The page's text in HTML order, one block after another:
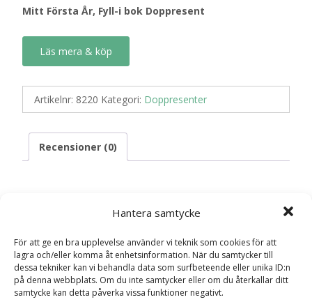
Hantera samtycke
För att ge en bra upplevelse använder vi teknik som cookies för att
lagra och/eller komma åt enhetsinformation. När du samtycker till
dessa tekniker kan vi behandla data som surfbeteende eller unika ID:n
på denna webbplats. Om du inte samtycker eller om du återkallar ditt
samtycke kan detta påverka vissa funktioner negativt.
Mitt Första År, Fyll-i bok Doppresent
Läs mera & köp
Artikelnr: 8220 Kategori: Doppresenter
Recensioner (0)
Recensioner
Det finns inga recensioner än.
Bli först med att recensera ”Mitt Första År,
Fyll-i bok Doppresent”